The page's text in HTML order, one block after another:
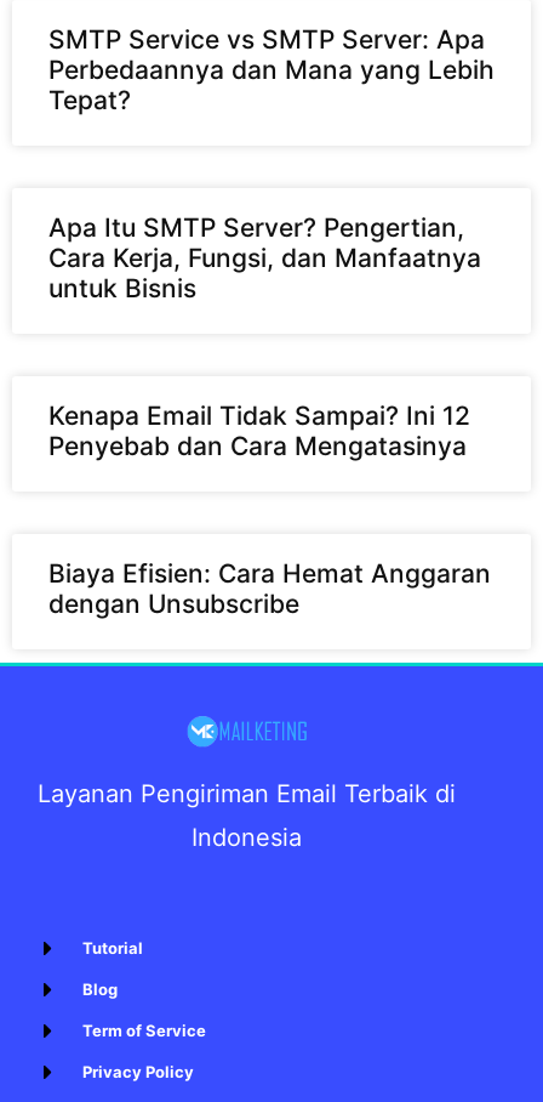
SMTP Service vs SMTP Server: Apa
Perbedaannya dan Mana yang Lebih
Tepat?
Apa Itu SMTP Server? Pengertian,
Cara Kerja, Fungsi, dan Manfaatnya
untuk Bisnis
Kenapa Email Tidak Sampai? Ini 12
Penyebab dan Cara Mengatasinya
Biaya Efisien: Cara Hemat Anggaran
dengan Unsubscribe
Layanan Pengiriman Email Terbaik di
Indonesia
Tutorial
Blog
Term of Service
Privacy Policy